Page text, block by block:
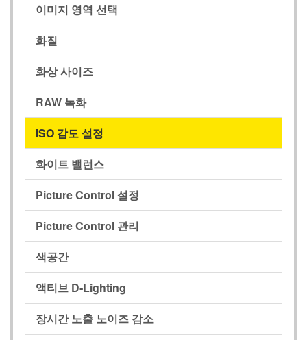
이미지 영역 선택
화질
화상 사이즈
RAW 녹화
ISO 감도 설정
화이트 밸런스
Picture Control 설정
Picture Control 관리
색공간
액티브 D‑Lighting
장시간 노출 노이즈 감소